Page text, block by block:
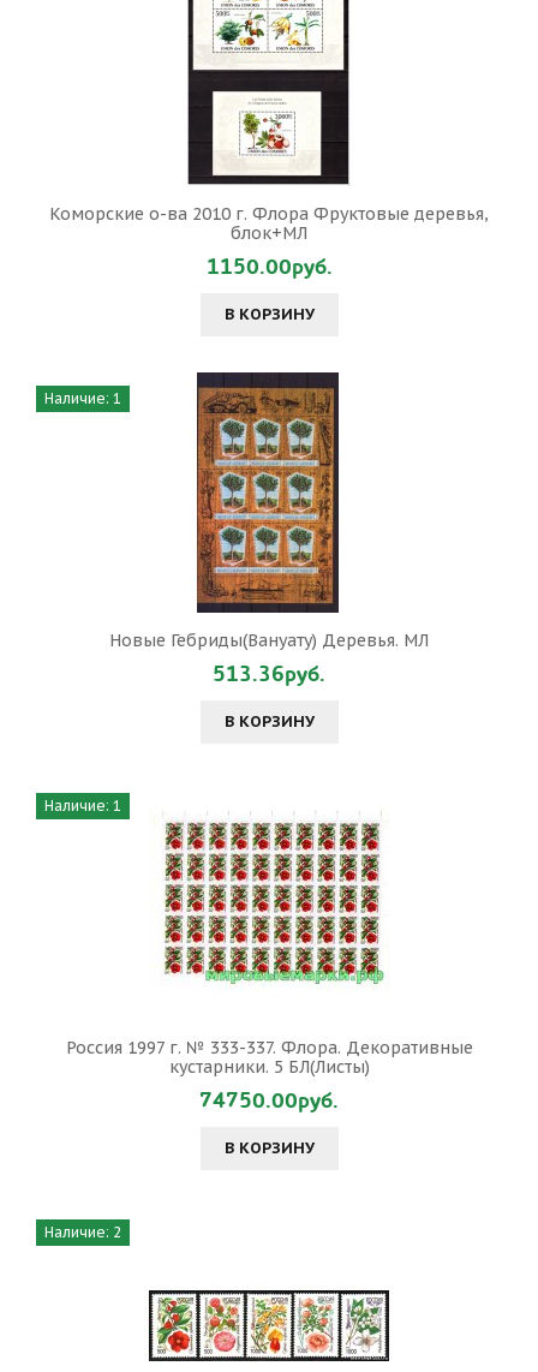
Коморские о-ва 2010 г. Флора Фруктовые деревья,
блок+МЛ
1150.00руб.
В КОРЗИНУ
Наличие: 1
Новые Гебриды(Вануату) Деревья. МЛ
513.36руб.
В КОРЗИНУ
Наличие: 1
Россия 1997 г. № 333-337. Флора. Декоративные
кустарники. 5 БЛ(Листы)
74750.00руб.
В КОРЗИНУ
Наличие: 2